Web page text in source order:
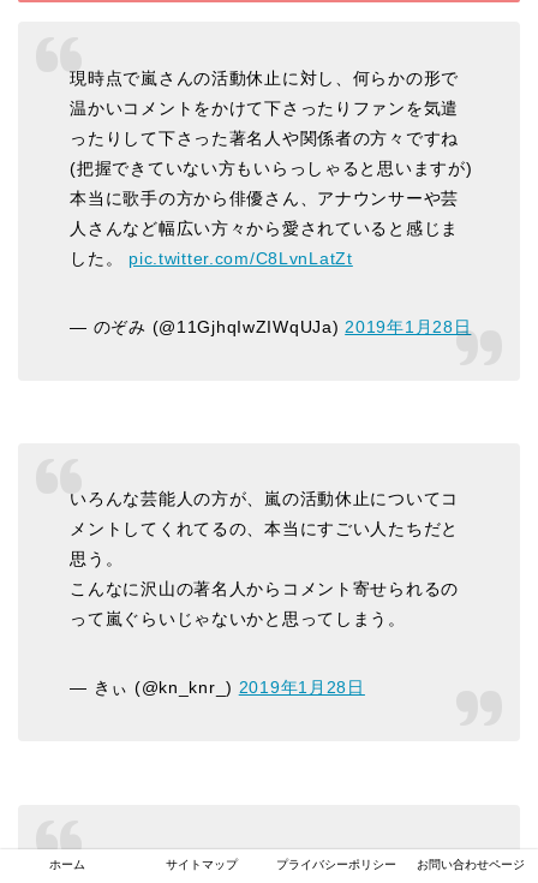
現時点で嵐さんの活動休止に対し、何らかの形で
温かいコメントをかけて下さったりファンを気遣
ったりして下さった著名人や関係者の方々ですね
(把握できていない方もいらっしゃると思いますが)
本当に歌手の方から俳優さん、アナウンサーや芸
人さんなど幅広い方々から愛されていると感じま
した。 pic.twitter.com/C8LvnLatZt
— のぞみ (@11GjhqIwZIWqUJa) 2019年1月28日
いろんな芸能人の方が、嵐の活動休止についてコ
メントしてくれてるの、本当にすごい人たちだと
思う。
こんなに沢山の著名人からコメント寄せられるの
って嵐ぐらいじゃないかと思ってしまう。
— きぃ (@kn_knr_) 2019年1月28日
嵐の活動休止に伴って色んな芸能人や著名人がコ
ホーム サイトマップ プライバシーポリシー お問い合わせページ